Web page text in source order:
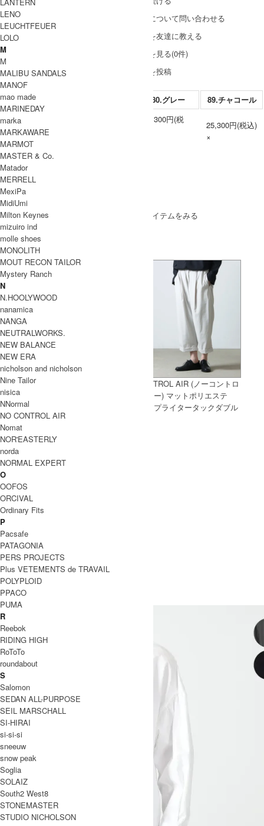
この商品について問い合わせる
この商品を友達に教える
レビューを見る(0件)
レビューを投稿
80.グレー 89.チャコール
25,300円(税
25,300円(税込)
×
SOLD OUT
» もうすこしevameva (エヴァムエヴァ)のアイテムをみる
CURLY (カーリー) RAFFY ZIP-UP
PARKA / ラフィージップパーカー
NO CONTROL AIR (ノーコントロ
ールエアー) マットポリエステ
ル・タイプライタータックダブル
LOCAL ROOTS (ローカルルーツ)
2-TONE WINTER SOCKS col:全5
色
LENO
LEUCHTFEUER
LOLO
M
M
MALIBU SANDALS
MANOF
mao made
MARINEDAY
marka
MARKAWARE
MARMOT
MASTER & Co.
Matador
MERRELL
MexiPa
MidiUmi
Milton Keynes
mizuiro ind
molle shoes
MONOLITH
MOUT RECON TAILOR
Mystery Ranch
N
N.HOOLYWOOD
nanamica
NANGA
NEUTRALWORKS.
NEW BALANCE
NEW ERA
nicholson and nicholson
Nine Tailor
nisica
NNormal
NO CONTROL AIR
Nomat
NOR'EASTERLY
norda
NORMAL EXPERT
O
OOFOS
ORCIVAL
Ordinary Fits
P
Pacsafe
PATAGONIA
PERS PROJECTS
Plus VETEMENTS de TRAVAIL
POLYPLOID
PPACO
PUMA
R
Reebok
RIDING HIGH
RoToTo
roundabout
S
Salomon
SEDAN ALL-PURPOSE
SEIL MARSCHALL
SI-HIRAI
si-si-si
sneeuw
snow peak
Soglia
SOLAIZ
South2 West8
STONEMASTER
STUDIO NICHOLSON